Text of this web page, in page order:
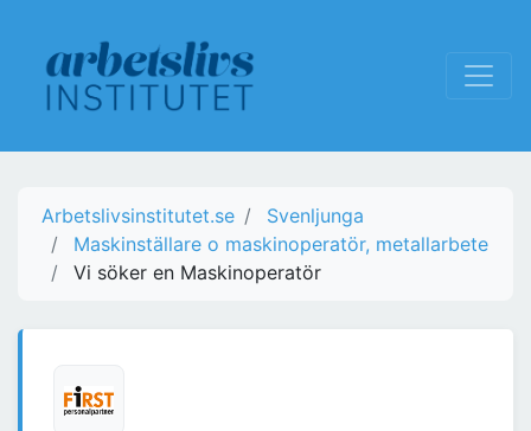
Arbetslivsinstitutet.se
Svenljunga
Maskinställare o maskinoperatör, metallarbete
Vi söker en Maskinoperatör